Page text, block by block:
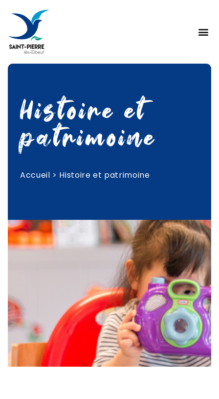
Histoire et
patrimoine
Accueil > Histoire et patrimoine